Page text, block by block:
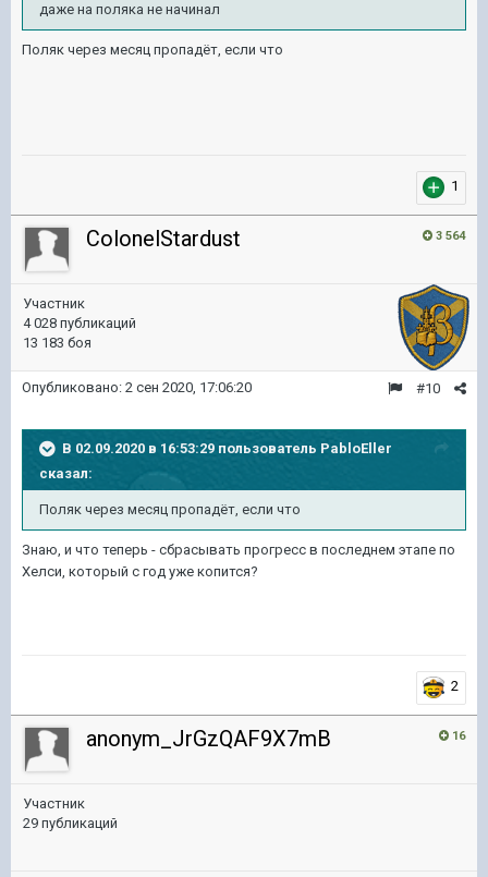
даже на поляка не начинал
Поляк через месяц пропадёт, если что
1
3 564
ColonelStardust
Участник
4 028 публикаций
13 183 боя
#10
Опубликовано: 2 сен 2020, 17:06:20
В 02.09.2020 в 16:53:29 пользователь PabloEller
сказал:
Поляк через месяц пропадёт, если что
Знаю, и что теперь - сбрасывать прогресс в последнем этапе по
Хелси, который с год уже копится?
2
16
anonym_JrGzQAF9X7mB
Участник
29 публикаций